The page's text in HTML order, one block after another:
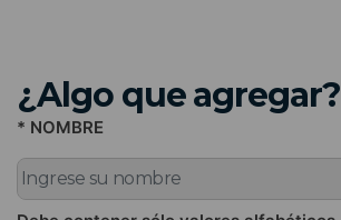
¿Algo que agregar?
* NOMBRE